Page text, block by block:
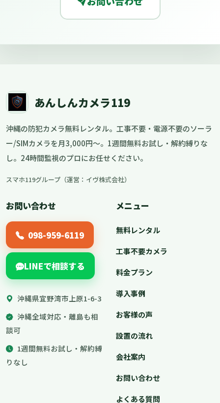
あんしんカメラ119
沖縄の防犯カメラ無料レンタル。工事不要・電源不要のソーラ
ー/SIMカメラを月3,000円〜。1週間無料お試し・解約縛りな
し。24時間監視のプロにお任せください。
スマホ119グループ（運営：イヴ株式会社）
お問い合わせ
098-959-6119
LINEで相談する
沖縄県宜野湾市上原1-6-3
沖縄全域対応・離島も相
談可
1週間無料お試し・解約縛
りなし
メニュー
無料レンタル
工事不要カメラ
料金プラン
導入事例
お客様の声
設置の流れ
会社案内
お問い合わせ
よくある質問